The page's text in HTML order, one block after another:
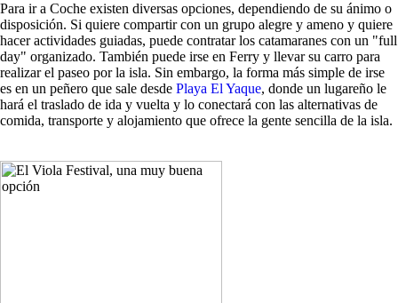
Para ir a Coche existen diversas opciones, dependiendo de su ánimo o
disposición. Si quiere compartir con un grupo alegre y ameno y quiere
hacer actividades guiadas, puede contratar los catamaranes con un "full
day" organizado. También puede irse en Ferry y llevar su carro para
realizar el paseo por la isla. Sin embargo, la forma más simple de irse
es en un peñero que sale desde Playa El Yaque, donde un lugareño le
hará el traslado de ida y vuelta y lo conectará con las alternativas de
comida, transporte y alojamiento que ofrece la gente sencilla de la isla.